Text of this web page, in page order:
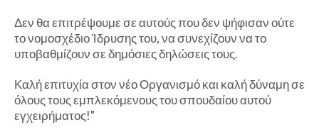
Δεν θα επιτρέψουμε σε αυτούς που δεν ψήφισαν ούτε
το νομοσχέδιο Ίδρυσης του, να συνεχίζουν να το
υποβαθμίζουν σε δημόσιες δηλώσεις τους.
Καλή επιτυχία στον νέο Οργανισμό και καλή δύναμη σε
όλους τους εμπλεκόμενους του σπουδαίου αυτού
εγχειρήματος!"